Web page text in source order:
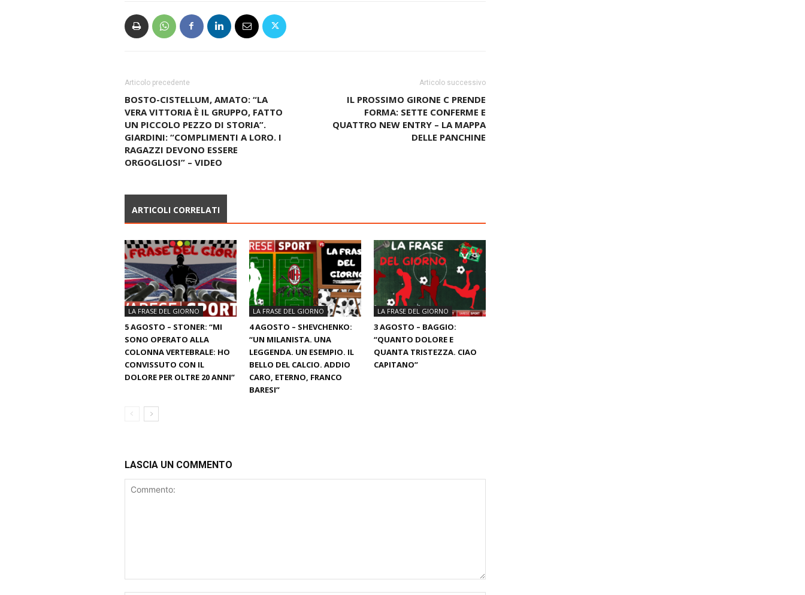
Articolo precedente
BOSTO-CISTELLUM, AMATO: “LA
VERA VITTORIA È IL GRUPPO, FATTO
UN PICCOLO PEZZO DI STORIA”.
GIARDINI: “COMPLIMENTI A LORO. I
RAGAZZI DEVONO ESSERE
ORGOGLIOSI” – VIDEO
Articolo successivo
IL PROSSIMO GIRONE C PRENDE
FORMA: SETTE CONFERME E
QUATTRO NEW ENTRY – LA MAPPA
DELLE PANCHINE
ARTICOLI CORRELATI
LA FRASE DEL GIORNO
5 AGOSTO – STONER: “MI
SONO OPERATO ALLA
COLONNA VERTEBRALE: HO
CONVISSUTO CON IL
DOLORE PER OLTRE 20 ANNI”
LA FRASE DEL GIORNO
4 AGOSTO – SHEVCHENKO:
“UN MILANISTA. UNA
LEGGENDA. UN ESEMPIO. IL
BELLO DEL CALCIO. ADDIO
CARO, ETERNO, FRANCO
BARESI”
LA FRASE DEL GIORNO
3 AGOSTO – BAGGIO:
“QUANTO DOLORE E
QUANTA TRISTEZZA. CIAO
CAPITANO”
LASCIA UN COMMENTO